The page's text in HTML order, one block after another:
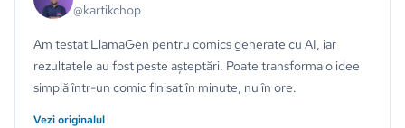
@kartikchop
Am testat LlamaGen pentru comics generate cu AI, iar
rezultatele au fost peste așteptări. Poate transforma o idee
simplă într-un comic finisat în minute, nu în ore.
Vezi originalul